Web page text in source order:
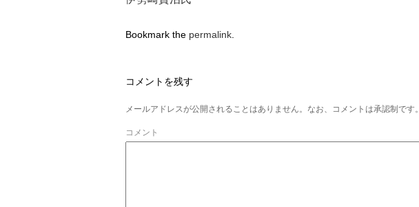
Bookmark the permalink
コメントを残す
メールアドレスが公開されることはありません。なお、コメントは承認制です。
コメント